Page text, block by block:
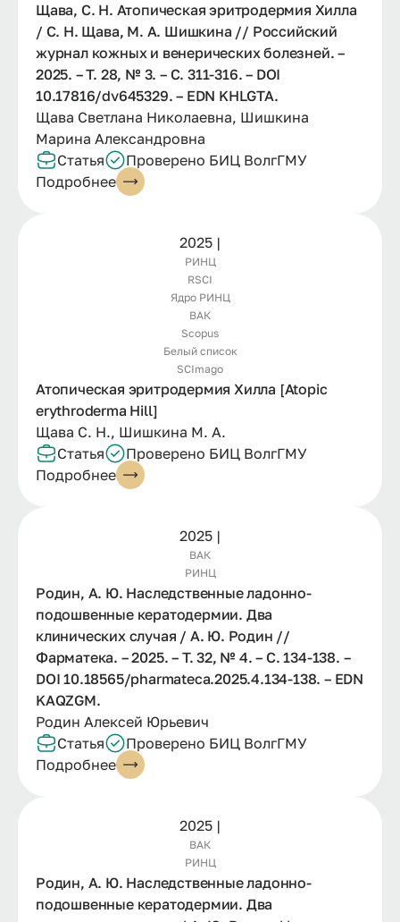
Щава, С. Н. Атопическая эритродермия Хилла
/ С. Н. Щава, М. А. Шишкина // Российский
журнал кожных и венерических болезней. –
2025. – Т. 28, № 3. – С. 311-316. – DOI
10.17816/dv645329. – EDN KHLGTA.
Щава Светлана Николаевна, Шишкина
Марина Александровна
Статья
Проверено БИЦ ВолгГМУ
Подробнее
2025 |
РИНЦ
RSCI
Ядро РИНЦ
ВАК
Scopus
Белый список
SCImago
Атопическая эритродермия Хилла [Atopic
erythroderma Hill]
Щава С. Н., Шишкина М. А.
Статья
Проверено БИЦ ВолгГМУ
Подробнее
2025 |
ВАК
РИНЦ
Родин, А. Ю. Наследственные ладонно-
подошвенные кератодермии. Два
клинических случая / А. Ю. Родин //
Фарматека. – 2025. – Т. 32, № 4. – С. 134-138. –
DOI 10.18565/pharmateca.2025.4.134-138. – EDN
KAQZGM.
Родин Алексей Юрьевич
Статья
Проверено БИЦ ВолгГМУ
Подробнее
2025 |
ВАК
РИНЦ
Родин, А. Ю. Наследственные ладонно-
подошвенные кератодермии. Два